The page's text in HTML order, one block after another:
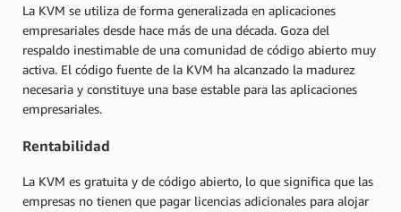
La KVM se utiliza de forma generalizada en aplicaciones
empresariales desde hace más de una década. Goza del
respaldo inestimable de una comunidad de código abierto muy
activa. El código fuente de la KVM ha alcanzado la madurez
necesaria y constituye una base estable para las aplicaciones
empresariales.
Rentabilidad
La KVM es gratuita y de código abierto, lo que significa que las
empresas no tienen que pagar licencias adicionales para alojar